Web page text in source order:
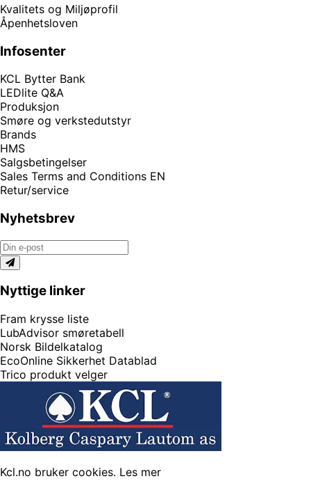
Kvalitets og Miljøprofil
Åpenhetsloven
Infosenter
KCL Bytter Bank
LEDlite Q&A
Produksjon
Smøre og verkstedutstyr
Brands
HMS
Salgsbetingelser
Sales Terms and Conditions EN
Retur/service
Nyhetsbrev
Nyttige linker
Fram krysse liste
LubAdvisor smøretabell
Norsk Bildelkatalog
EcoOnline Sikkerhet Datablad
Trico produkt velger
Kcl.no bruker cookies. Les mer